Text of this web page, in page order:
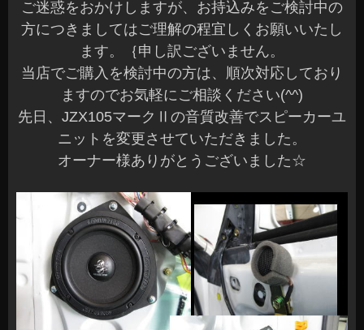
ご迷惑をおかけしますが、お持込みをご検討中の
方につきましてはご理解の程宜しくお願いいたし
ます。｛申し訳ございません。
当店でご購入を検討中の方は、順次対応しており
ますのでお気軽にご相談ください(^^)
先日、JZX105マークⅡの音質改善でスピーカーユ
ニットを変更させていただきました。
オーナー様ありがとうございました☆